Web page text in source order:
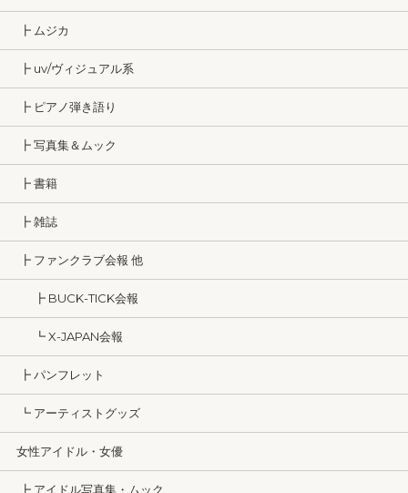
┣ ムジカ
┣ uv/ヴィジュアル系
┣ ピアノ弾き語り
┣ 写真集＆ムック
┣ 書籍
┣ 雑誌
┣ ファンクラブ会報 他
┣ BUCK-TICK会報
┗ X-JAPAN会報
┣ パンフレット
┗ アーティストグッズ
女性アイドル・女優
┣ アイドル写真集・ムック